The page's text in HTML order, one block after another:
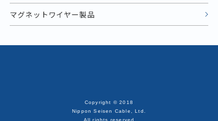
マグネットワイヤー製品
Copyright © 2018
Nippon Seisen Cable, Ltd.
All rights reserved